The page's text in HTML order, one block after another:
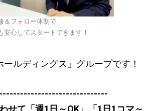
＆フォロー体制で
安心してスタートできます！
ールディングス」グループです！
せて「週1日～OK」「1日1コマ～